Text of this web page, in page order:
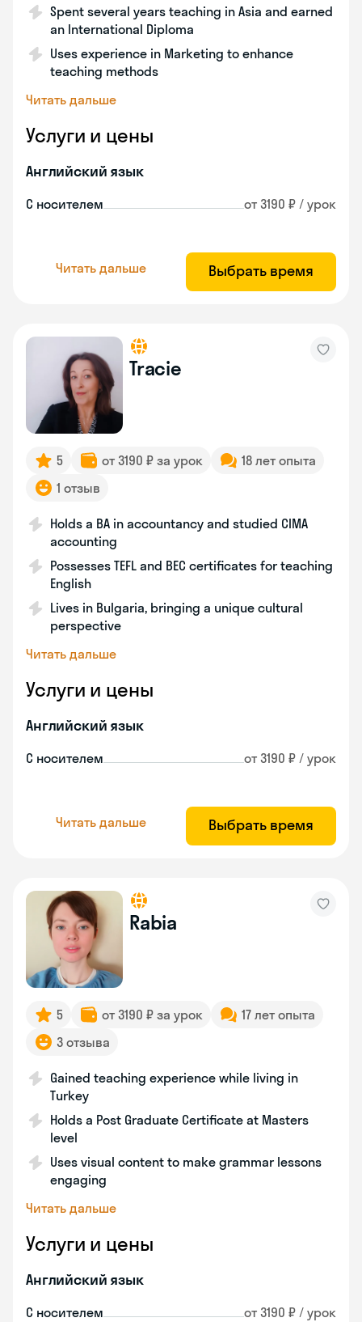
Spent several years teaching in Asia and earned
an International Diploma
Uses experience in Marketing to enhance
teaching methods
Читать дальше
Услуги и цены
Английский язык
С носителем от 3190 ₽ / урок
Читать дальше Выбрать время
Tracie
5 от 3190 ₽ за урок
18 лет опыта
1 отзыв
Holds a BA in accountancy and studied CIMA
accounting
Possesses TEFL and BEC certificates for teaching
English
Lives in Bulgaria, bringing a unique cultural
perspective
Читать дальше
Услуги и цены
Английский язык
С носителем от 3190 ₽ / урок
Читать дальше Выбрать время
Rabia
5 от 3190 ₽ за урок
17 лет опыта
3 отзыва
Gained teaching experience while living in
Turkey
Holds a Post Graduate Certificate at Masters
level
Uses visual content to make grammar lessons
engaging
Читать дальше
Услуги и цены
Английский язык
С носителем от 3190 ₽ / урок